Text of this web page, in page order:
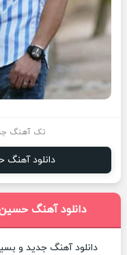
تک آهنگ
دانلود
دانلود آهنگ
دانلود آهنگ جدید و